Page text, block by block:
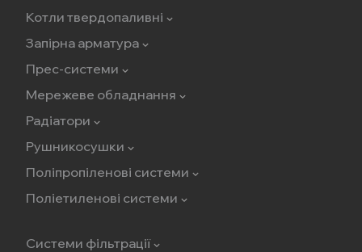
Котли твердопаливні
Запірна арматура
Прес-системи
Мережеве обладнання
Радіатори
Рушникосушки
Поліпропіленові системи
Поліетиленові системи
Системи фільтрації